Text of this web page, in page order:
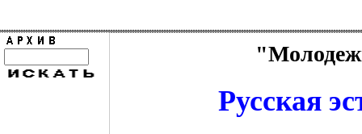
Русская